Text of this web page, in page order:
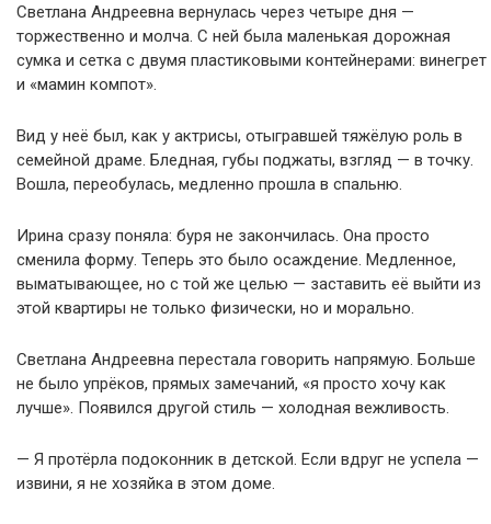
Светлана Андреевна вернулась через четыре дня —
торжественно и молча. С ней была маленькая дорожная
сумка и сетка с двумя пластиковыми контейнерами: винегрет
и «мамин компот».
Вид у неё был, как у актрисы, отыгравшей тяжёлую роль в
семейной драме. Бледная, губы поджаты, взгляд — в точку.
Вошла, переобулась, медленно прошла в спальню.
Ирина сразу поняла: буря не закончилась. Она просто
сменила форму. Теперь это было осаждение. Медленное,
выматывающее, но с той же целью — заставить её выйти из
этой квартиры не только физически, но и морально.
Светлана Андреевна перестала говорить напрямую. Больше
не было упрёков, прямых замечаний, «я просто хочу как
лучше». Появился другой стиль — холодная вежливость.
— Я протёрла подоконник в детской. Если вдруг не успела —
извини, я не хозяйка в этом доме.